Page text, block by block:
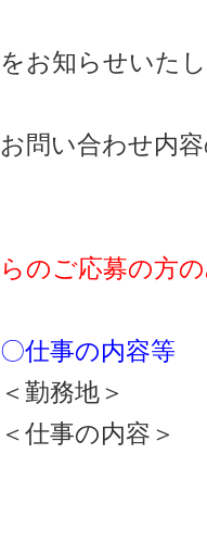
をお知らせいた
お問い合わせ内
らのご応募の方
〇仕事の内容等
＜勤務地＞
＜仕事の内容